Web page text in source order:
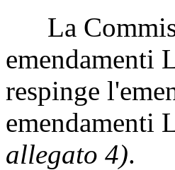
La
emendamenti
respinge
emendamenti
allegato 4).